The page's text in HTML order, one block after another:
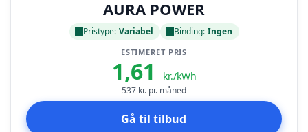
AURA POWER
Pristype: Variabel Binding: Ingen
ESTIMERET PRIS
1,61 kr./kWh
537 kr. pr. måned
Gå til tilbud